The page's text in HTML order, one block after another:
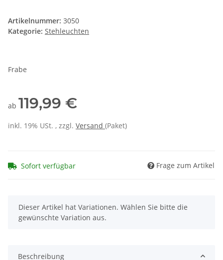
Artikelnummer: 3050
Kategorie: Stehleuchten
Frabe
ab 119,99 €
inkl. 19% USt. , zzgl. Versand (Paket)
Sofort verfügbar Frage zum Artikel
x
Dieser Artikel hat Variationen. Wählen Sie bitte die
gewünschte Variation aus.
Beschreibung